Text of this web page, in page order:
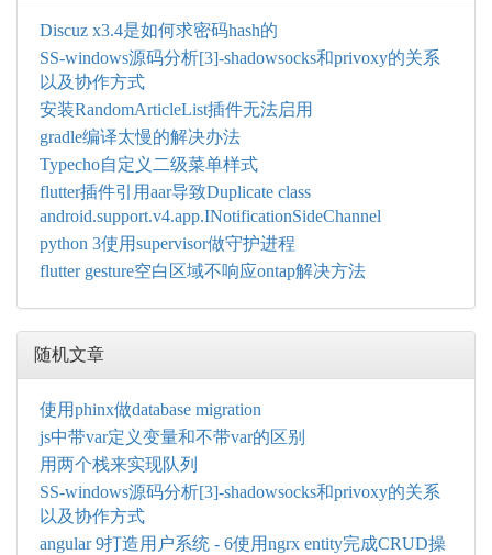
Discuz x3.4是如何求密码hash的
SS-windows源码分析[3]-shadowsocks和privoxy的关系
以及协作方式
安装RandomArticleList插件无法启用
gradle编译太慢的解决办法
Typecho自定义二级菜单样式
flutter插件引用aar导致Duplicate class
android.support.v4.app.INotificationSideChannel
python 3使用supervisor做守护进程
flutter gesture空白区域不响应ontap解决方法
随机文章
使用phinx做database migration
js中带var定义变量和不带var的区别
用两个栈来实现队列
SS-windows源码分析[3]-shadowsocks和privoxy的关系
以及协作方式
angular 9打造用户系统 - 6使用ngrx entity完成CRUD操